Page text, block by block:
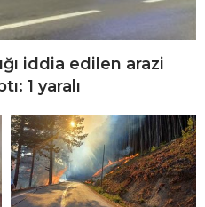
iddia edilen arazi
1 yaralı